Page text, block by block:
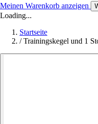
Meinen Warenkorb anzeigen
Loading...
Startseite
/ Trainingskegel und 1